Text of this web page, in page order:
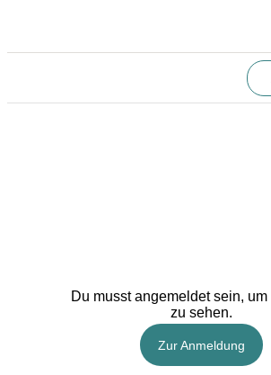
Du musst angemeldet sein, um
zu sehen.
Zur Anmeldung